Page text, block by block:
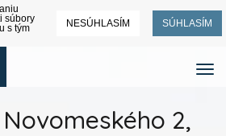
súbory
s tým
NESÚHLASÍM SÚHLASÍM
2,